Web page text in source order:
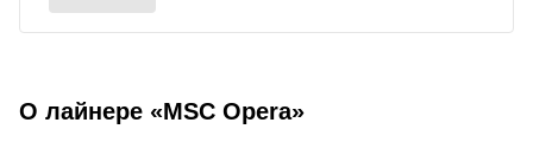
О лайнере «MSC Opera»